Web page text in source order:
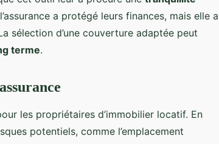
a protégé leurs finances, mais elle a
sélection d’une couverture adaptée peut
terme.
les propriétaires d’immobilier locatif. En
potentiels, comme l’emplacement